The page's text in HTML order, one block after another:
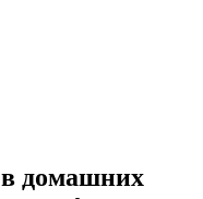
домашних